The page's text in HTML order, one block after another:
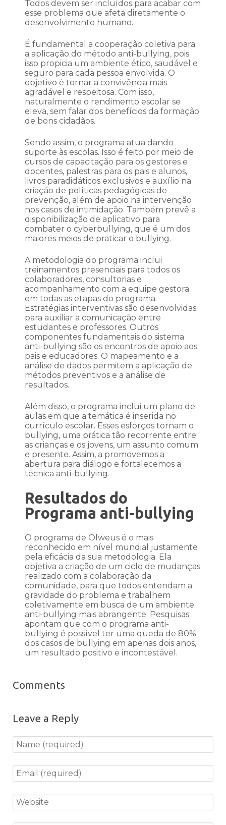
Todos devem ser incluídos para acabar com
esse problema que afeta diretamente o
desenvolvimento humano.
É fundamental a cooperação coletiva para
a aplicação do método anti-bullying, pois
isso propicia um ambiente ético, saudável e
seguro para cada pessoa envolvida. O
objetivo é tornar a convivência mais
agradável e respeitosa. Com isso,
naturalmente o rendimento escolar se
eleva, sem falar dos benefícios da formação
de bons cidadãos.
Sendo assim, o programa atua dando
suporte às escolas. Isso é feito por meio de
cursos de capacitação para os gestores e
docentes, palestras para os pais e alunos,
livros paradidáticos exclusivos e auxílio na
criação de políticas pedagógicas de
prevenção, além de apoio na intervenção
nos casos de intimidação. Também prevê a
disponibilização de aplicativo para
combater o cyberbullying, que é um dos
maiores meios de praticar o bullying.
A metodologia do programa inclui
treinamentos presenciais para todos os
colaboradores, consultorias e
acompanhamento com a equipe gestora
em todas as etapas do programa.
Estratégias interventivas são desenvolvidas
para auxiliar a comunicação entre
estudantes e professores. Outros
componentes fundamentais do sistema
anti-bullying são os encontros de apoio aos
pais e educadores. O mapeamento e a
análise de dados permitem a aplicação de
métodos preventivos e a análise de
resultados.
Além disso, o programa inclui um plano de
aulas em que a temática é inserida no
currículo escolar. Esses esforços tornam o
bullying, uma prática tão recorrente entre
as crianças e os jovens, um assunto comum
e presente. Assim, a promovemos a
abertura para diálogo e fortalecemos a
técnica anti-bullying.
Resultados do
Programa anti-bullying
O programa de Olweus é o mais
reconhecido em nível mundial justamente
pela eficácia da sua metodologia. Ela
objetiva a criação de um ciclo de mudanças
realizado com a colaboração da
comunidade, para que todos entendam a
gravidade do problema e trabalhem
coletivamente em busca de um ambiente
anti-bullying mais abrangente. Pesquisas
apontam que com o programa anti-
bullying é possível ter uma queda de 80%
dos casos de bullying em apenas dois anos,
um resultado positivo e incontestável.
Comments
Leave a Reply